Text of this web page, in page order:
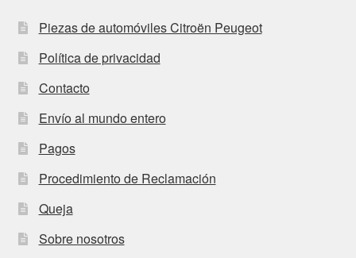
Piezas de automóviles Citroën Peugeot
Política de privacidad
Contacto
Envío al mundo entero
Pagos
Procedimiento de Reclamación
Queja
Sobre nosotros